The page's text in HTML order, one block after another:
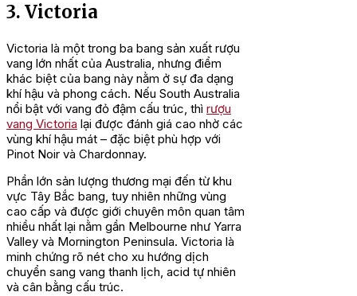
3. Victoria
Victoria là một trong ba bang sản xuất rượu
vang lớn nhất của Australia, nhưng điểm
khác biệt của bang này nằm ở sự đa dạng
khí hậu và phong cách. Nếu South Australia
nổi bật với vang đỏ đậm cấu trúc, thì rượu
vang Victoria lại được đánh giá cao nhờ các
vùng khí hậu mát – đặc biệt phù hợp với
Pinot Noir và Chardonnay.
Phần lớn sản lượng thương mại đến từ khu
vực Tây Bắc bang, tuy nhiên những vùng
cao cấp và được giới chuyên môn quan tâm
nhiều nhất lại nằm gần Melbourne như Yarra
Valley và Mornington Peninsula. Victoria là
minh chứng rõ nét cho xu hướng dịch
chuyển sang vang thanh lịch, acid tự nhiên
và cân bằng cấu trúc.